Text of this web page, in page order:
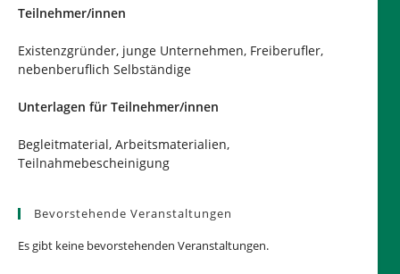
Teilnehmer/innen
Existenzgründer, junge Unternehmen, Freiberufler,
nebenberuflich Selbständige
Unterlagen für Teilnehmer/innen
Begleitmaterial, Arbeitsmaterialien,
Teilnahmebescheinigung
Bevorstehende Veranstaltungen
Es gibt keine bevorstehenden Veranstaltungen.